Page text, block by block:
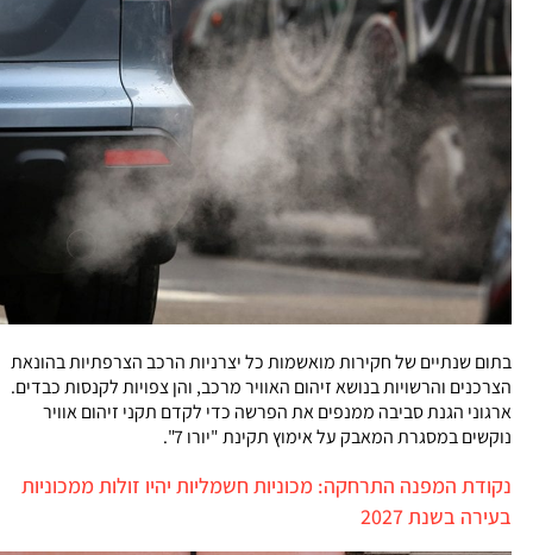
בתום שנתיים של חקירות מואשמות כל יצרניות הרכב הצרפתיות בהונאת
הצרכנים והרשויות בנושא זיהום האוויר מרכב, והן צפויות לקנסות כבדים.
ארגוני הגנת סביבה ממנפים את הפרשה כדי לקדם תקני זיהום אוויר
נוקשים במסגרת המאבק על אימוץ תקינת "יורו 7".
נקודת המפנה התרחקה: מכוניות חשמליות יהיו זולות ממכוניות
בעירה בשנת 2027